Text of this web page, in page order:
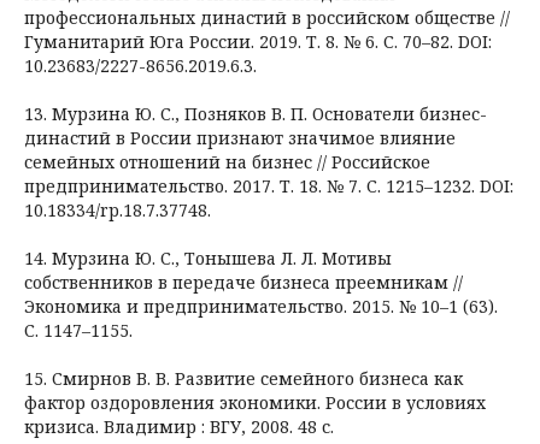
профессиональных династий в российском обществе //
Гуманитарий Юга России. 2019. Т. 8. № 6. С. 70–82. DOI:
10.23683/2227-8656.2019.6.3.
13. Мурзина Ю. С., Позняков В. П. Основатели бизнес-
династий в России признают значимое влияние
семейных отношений на бизнес // Российское
предпринимательство. 2017. Т. 18. № 7. С. 1215–1232. DOI:
10.18334/rp.18.7.37748.
14. Мурзина Ю. С., Тонышева Л. Л. Мотивы
собственников в передаче бизнеса преемникам //
Экономика и предпринимательство. 2015. № 10–1 (63).
С. 1147–1155.
15. Смирнов В. В. Развитие семейного бизнеса как
фактор оздоровления экономики. России в условиях
кризиса. Владимир : ВГУ, 2008. 48 с.